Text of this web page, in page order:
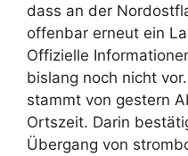
dass an der
offenbar erneut ein
Offizielle
bislang noch nicht
stammt von gestern
Ortszeit. Darin
Übergang von